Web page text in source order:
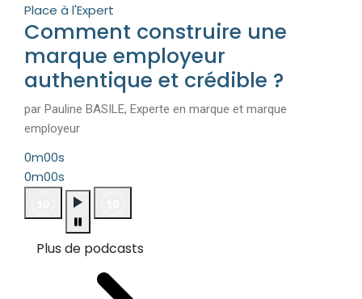
Place à l'Expert
Comment construire une
marque employeur
authentique et crédible ?
par Pauline BASILE, Experte en marque et marque
employeur
0m00s
0m00s
Plus de podcasts